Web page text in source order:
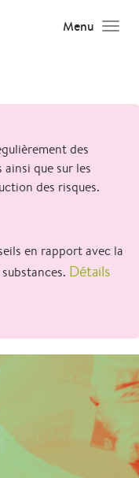
Menu
des
que sur les
des risques.
en rapport avec la
Détails